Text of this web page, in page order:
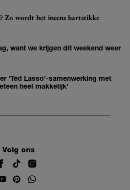
Zo wordt het ineens hartstikke
want we krijgen dit weekend weer
'Ted Lasso'-samenwerking met
heel makkelijk'
Volg ons